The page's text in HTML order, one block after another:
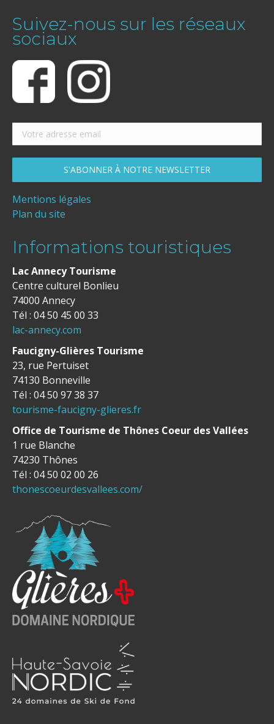
Suivez-nous sur les réseaux
sociaux
Mentions légales
Plan du site
Informations touristiques
Lac Annecy Tourisme
Centre culturel Bonlieu
74000 Annecy
Tél : 04 50 45 00 33
lac-annecy.com
Faucigny-Glières Tourisme
23, rue Pertuiset
74130 Bonneville
Tél : 04 50 97 38 37
tourisme-faucigny-glieres.fr
Office de Tourisme de Thônes Coeur des Vallées
1 rue Blanche
74230 Thônes
Tél : 04 50 02 00 26
thonescoeurdesvallees.com/